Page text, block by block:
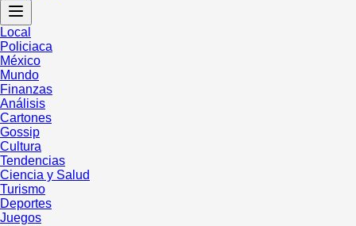
Local
Policiaca
México
Mundo
Finanzas
Análisis
Cartones
Gossip
Cultura
Tendencias
Ciencia y Salud
Turismo
Deportes
Juegos